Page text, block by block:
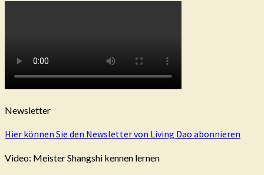
Newsletter
Hier können Sie den Newsletter von Living Dao abonnieren
Video: Meister Shangshi kennen lernen